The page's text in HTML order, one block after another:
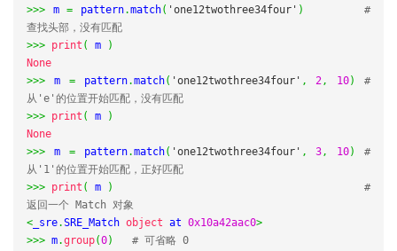
>>> m = pattern.match( 'one12twothree34four' )
#
查找头部，没有匹配
>>> print ( m
)
None
>>> m = pattern.match( 'one12twothree34four' , 2, 10)
#
从'e'的位置开始匹配，没有匹配
>>> print ( m
)
None
>>> m = pattern.match( 'one12twothree34four' , 3, 10)
#
从'1'的位置开始匹配，正好匹配
>>> print ( m )
#
返回一个 Match 对象
< _sre.SRE_Match object at 0x10a42aac0>
>>> m.group(0)
# 可省略 0